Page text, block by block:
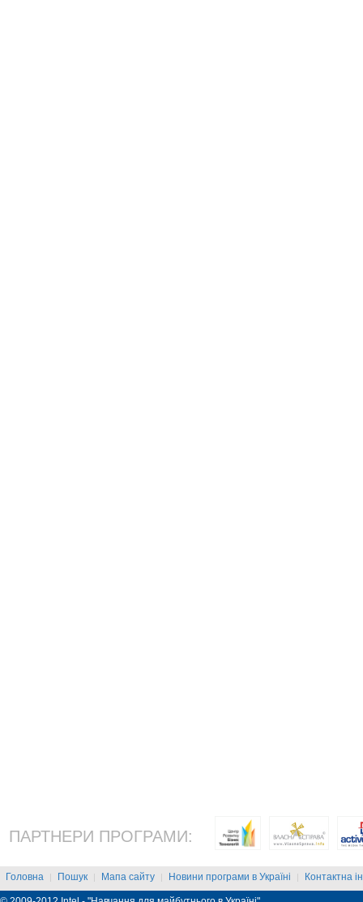
ПАРТНЕРИ ПРОГРАМИ:
Головна | Пошук | Мапа сайту | Новини програми в Україні | Контактна